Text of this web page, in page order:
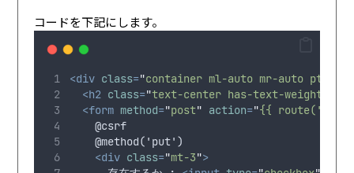
コードを下記にします。
<div class="container ml-auto mr-auto pt-6
<h2 class="text-center has-text-weight-
<form method="post" action="{{
    @csrf
    @method('put')
<div class="mt-3">